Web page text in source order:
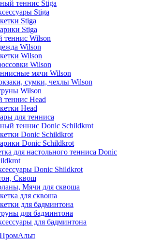
теннис Stiga
Stiga
Stiga
Stiga
теннис Wilson
Wilson
Wilson
Wilson
мячи Wilson
сумки, чехлы Wilson
Wilson
теннис Head
Head
для тенниса
теннис Donic Schildkrot
Donic Schildkrot
Donic Schildkrot
для настольного тенниса Donic
Donic Shildkrot
Сквош
Мячи для сквоша
для сквоша
для бадминтона
для бадминтона
для бадминтона